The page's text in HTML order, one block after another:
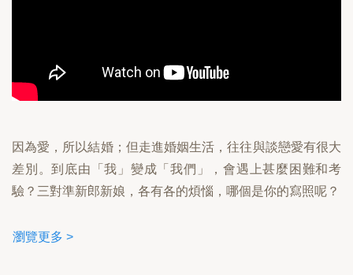
因為愛，所以結婚；但走進婚姻生活，往往與談戀愛有很大
差別。到底由「我」變成「我們」，會遇上甚麼困難和考
驗？三對準新郎新娘，各有各的煩惱，哪個是你的寫照呢？
瀏覽更多 >